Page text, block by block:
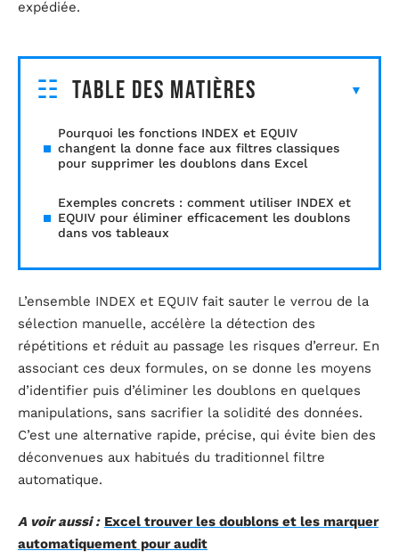
expédiée.
Table des matières
Pourquoi les fonctions INDEX et EQUIV
changent la donne face aux filtres classiques
pour supprimer les doublons dans Excel
Exemples concrets : comment utiliser INDEX et
EQUIV pour éliminer efficacement les doublons
dans vos tableaux
L’ensemble INDEX et EQUIV fait sauter le verrou de la
sélection manuelle, accélère la détection des
répétitions et réduit au passage les risques d’erreur. En
associant ces deux formules, on se donne les moyens
d’identifier puis d’éliminer les doublons en quelques
manipulations, sans sacrifier la solidité des données.
C’est une alternative rapide, précise, qui évite bien des
déconvenues aux habitués du traditionnel filtre
automatique.
A voir aussi : Excel trouver les doublons et les marquer
automatiquement pour audit